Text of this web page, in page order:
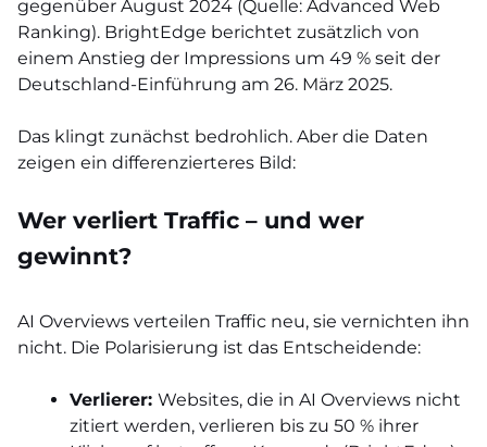
gegenüber August 2024 (Quelle: Advanced Web
Ranking). BrightEdge berichtet zusätzlich von
einem Anstieg der Impressions um 49 % seit der
Deutschland-Einführung am 26. März 2025.
Das klingt zunächst bedrohlich. Aber die Daten
zeigen ein differenzierteres Bild:
Wer verliert Traffic – und wer
gewinnt?
AI Overviews verteilen Traffic neu, sie vernichten ihn
nicht. Die Polarisierung ist das Entscheidende:
Verlierer: Websites, die in AI Overviews nicht
zitiert werden, verlieren bis zu 50 % ihrer